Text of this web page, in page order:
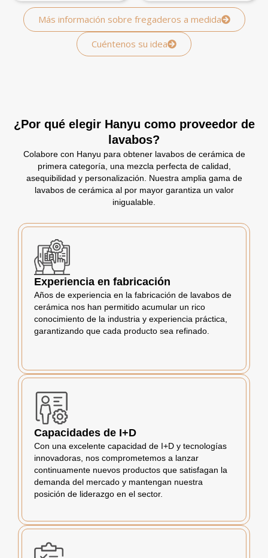
Más información sobre fregaderos a medida
Cuéntenos su idea
¿Por qué elegir Hanyu como proveedor de
lavabos?
Colabore con Hanyu para obtener lavabos de cerámica de
primera categoría, una mezcla perfecta de calidad,
asequibilidad y personalización. Nuestra amplia gama de
lavabos de cerámica al por mayor garantiza un valor
inigualable.
Experiencia en fabricación
Años de experiencia en la fabricación de lavabos de
cerámica nos han permitido acumular un rico
conocimiento de la industria y experiencia práctica,
garantizando que cada producto sea refinado.
Capacidades de I+D
Con una excelente capacidad de I+D y tecnologías
innovadoras, nos comprometemos a lanzar
continuamente nuevos productos que satisfagan la
demanda del mercado y mantengan nuestra
posición de liderazgo en el sector.